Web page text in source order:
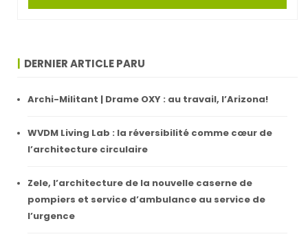
DERNIER ARTICLE PARU
Archi-Militant | Drame OXY : au travail, l’Arizona!
WVDM Living Lab : la réversibilité comme cœur de
l’architecture circulaire
Zele, l’architecture de la nouvelle caserne de
pompiers et service d’ambulance au service de
l’urgence